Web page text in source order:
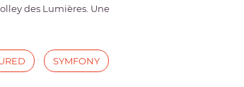
des Lumières. Une
SYMFONY